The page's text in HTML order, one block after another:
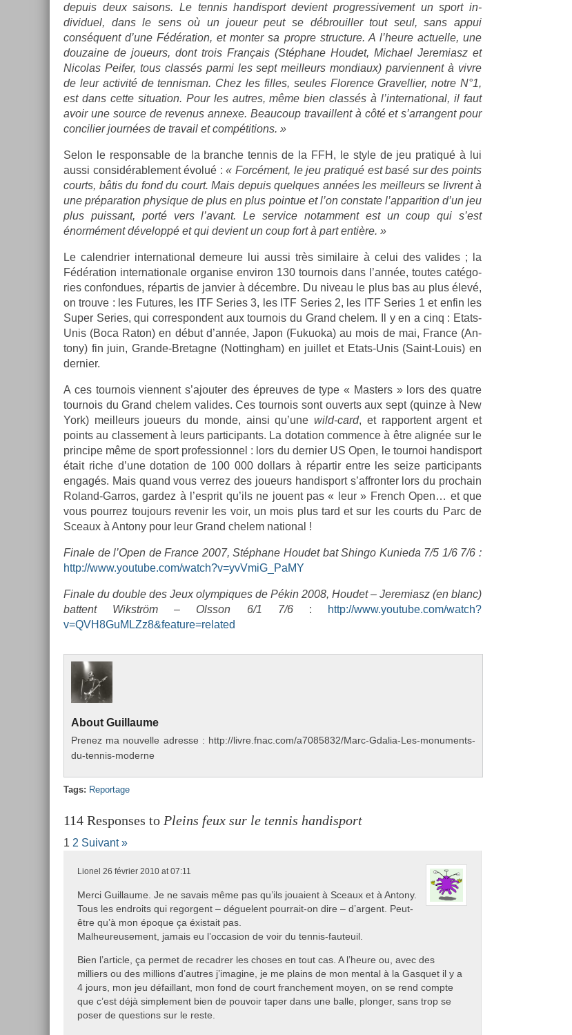
de­puis deux saisons. Le ten­nis han­dis­port de­vient pro­gres­sive­ment un sport in­
dividuel, dans le sens où un joueur peut se débrouill­er tout seul, sans appui
conséquent d’une Fédéra­tion, et mont­er sa pro­pre struc­ture. A l’heure ac­tuel­le, une
douzaine de joueurs, dont trois Français (Stéphane Houdet, Mic­hael Jeremiasz et
Nicolas Peif­er, tous classés parmi les sept meil­leurs mon­diaux) par­vien­nent à vivre
de leur ac­tivité de ten­nisman. Chez les fil­les, seules Flor­ence Gravel­li­er, notre N°1,
est dans cette situa­tion. Pour les aut­res, même bien classés à l’in­ternation­al, il faut
avoir une sour­ce de re­venus an­nexe. Be­aucoup travail­lent à côté et s’ar­rangent pour
con­cili­er journées de travail et com­péti­tions. »
Selon le re­spons­able de la branche ten­nis de la FFH, le style de jeu pratiqué à lui
aussi con­sidérab­le­ment évolué :« Forcément, le jeu pratiqué est basé sur des points
co­urts, bâtis du fond du court. Mais de­puis quel­ques années les meil­leurs se li­vrent à
une prépara­tion physique de plus en plus poin­tue et l’on con­state l’ap­pari­tion d’un jeu
plus puis­sant, porté vers l’avant. Le ser­vice notam­ment est un coup qui s’est
énormément développé et qui de­vient un coup fort à part entière. »
Le calendri­er in­ter­nation­al de­meure lui aussi très similaire à celui des valides ; la
Fédéra­tion in­ter­nationale or­gan­ise en­viron 130 tour­nois dans l’année, toutes cat­égo­
ries con­fon­dues, répar­tis de jan­vi­er à décembre. Du niveau le plus bas au plus élevé,
on trouve : les Fu­tures, les ITF Se­ries 3, les ITF Se­ries 2, les ITF Se­ries 1 et enfin les
Super Se­ries, qui cor­res­pondent aux tour­nois du Grand chelem. Il y en a cinq : Etats-
Unis (Boca Raton) en début d’année, Japon (Fukuoka) au mois de mai, Fran­ce (An­
tony) fin juin, Grande-Bretagne (Not­tingham) en juil­let et Etats-Unis (Saint-Louis) en
de­rni­er.
A ces tour­nois vien­nent s’ajout­er des épre­uves de type « Mast­ers » lors des quat­re
tour­nois du Grand chelem valides. Ces tour­nois sont ouverts aux sept (quin­ze à New
York) meil­leurs joueurs du monde, ainsi qu’unewild-card, et rap­portent ar­gent et
points au clas­se­ment à leurs par­ticipants. La dota­tion com­m­ence à être alignée sur le
prin­cipe même de sport pro­fes­sion­nel : lors du de­rni­er US Open, le tour­noi han­dis­port
était riche d’une dota­tion de 100 000 dol­lars à répar­tir entre les seize par­ticipants
engagés. Mais quand vous ver­rez des joueurs han­dis­port s’affront­er lors du pro­chain
Roland-Garros, gar­dez à l’esprit qu’ils ne jouent pas « leur » French Open… et que
vous pour­rez toujours re­venir les voir, un mois plus tard et sur les co­urts du Parc de
Sceaux à An­tony pour leur Grand chelem nation­al !
Fin­ale de l’Open de Fran­ce 2007, Stéphane Houdet bat Shin­go Kunieda 7/5 1/6 7/6 :
http://www.youtube.­com/watch?v­=yvVmiG_PaMY
Fin­ale du doub­le des Jeux olym­piques de Pékin 2008, Houdet – Jeremiasz (en blanc)
bat­tent Wikström – Olsson 6/1 7/6 :
http://www.youtube.­com/watch?
v=QVH8GuMLZz8&feature=­related
About Guil­laume
Pre­nez ma nouvel­le ad­resse : http://livre.fnac.com/a7085832/Marc-Gdalia-Les-monuments-
du-tennis-moderne
Tags: Re­por­tage
114 Responses to Pleins feux sur le tennis handisport
1 2 Suivant »
Lionel 26 février 2010 at 07:11
Merci Guillaume. Je ne savais même pas qu’ils jouaient à Sceaux et à Antony.
Tous les endroits qui regorgent – déguelent pourrait-on dire – d’argent. Peut-
être qu’à mon époque ça éxistait pas.
Malheureusement, jamais eu l’occasion de voir du tennis-fauteuil.
Bien l’article, ça permet de recadrer les choses en tout cas. A l’heure ou, avec des
milliers ou des millions d’autres j’imagine, je me plains de mon mental à la Gasquet il y a
4 jours, mon jeu défaillant, mon fond de court franchement moyen, on se rend compte
que c’est déjà simplement bien de pouvoir taper dans une balle, plonger, sans trop se
poser de questions sur le reste.